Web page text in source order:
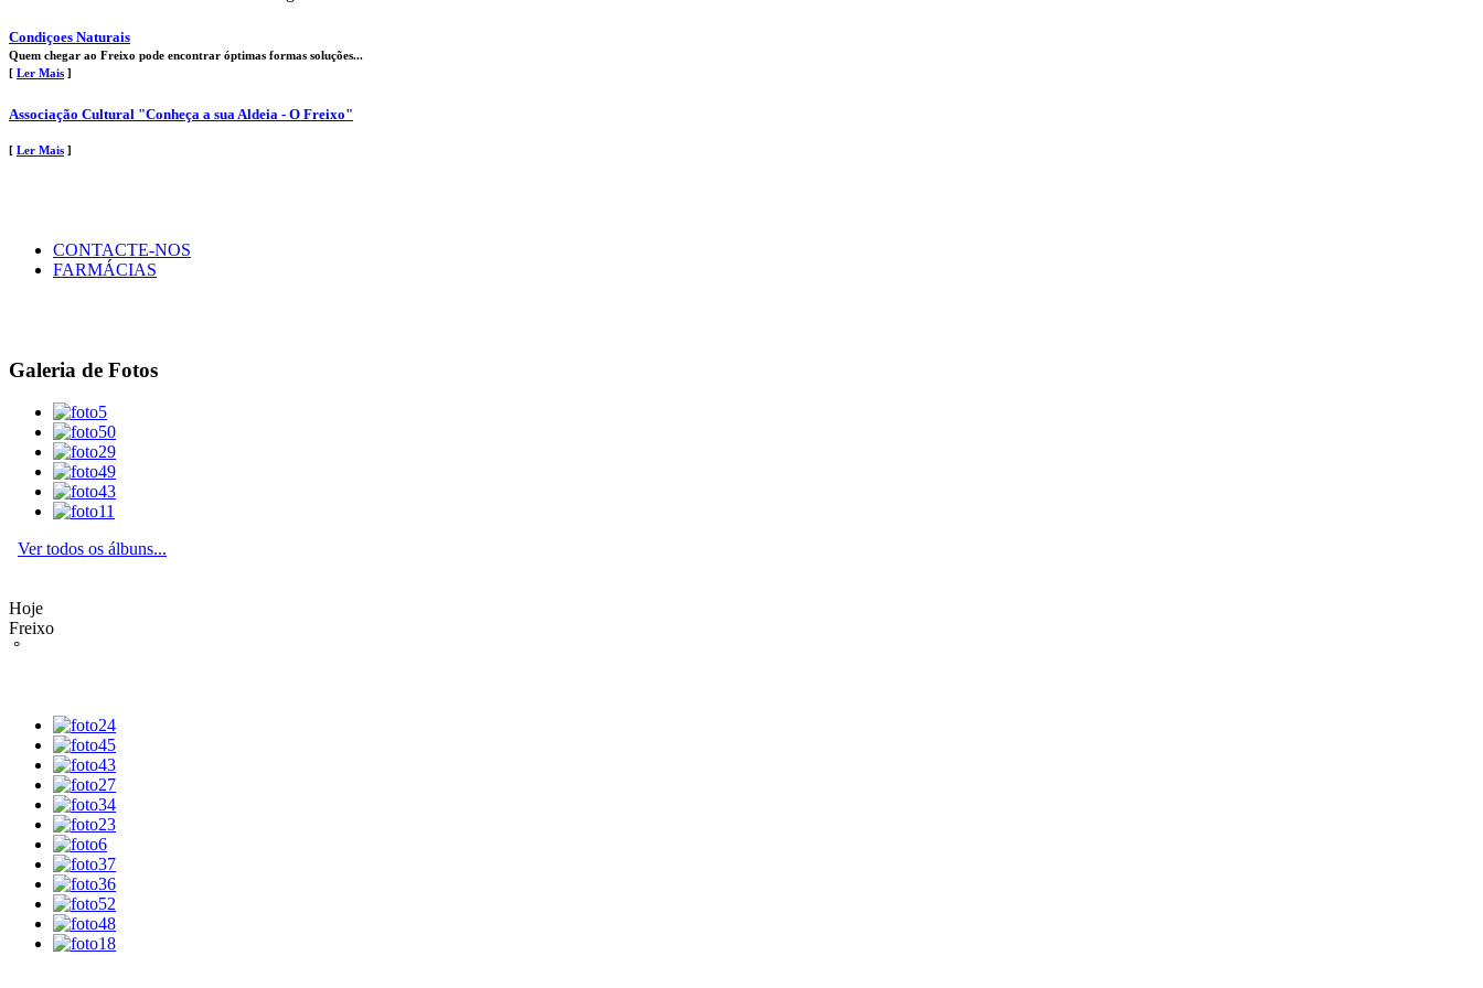
Condiçoes Naturais
Quem chegar ao Freixo pode encontrar óptimas formas soluções...
[ Ler Mais ]
Associação Cultural "Conheça a sua Aldeia - O Freixo"
[ Ler Mais ]
CONTACTE-NOS
FARMÁCIAS
Galeria de Fotos
Ver todos os álbuns...
Hoje
Freixo
°